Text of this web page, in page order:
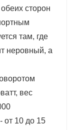
сторон
там, где
неровный, а
вес
от 10 до 15